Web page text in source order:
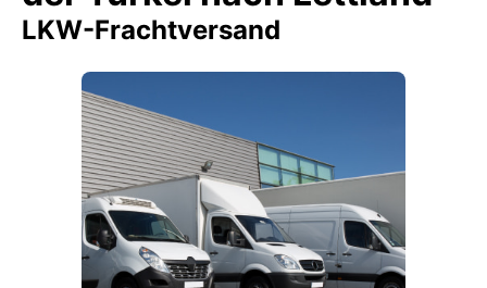
LKW-Frachtversand